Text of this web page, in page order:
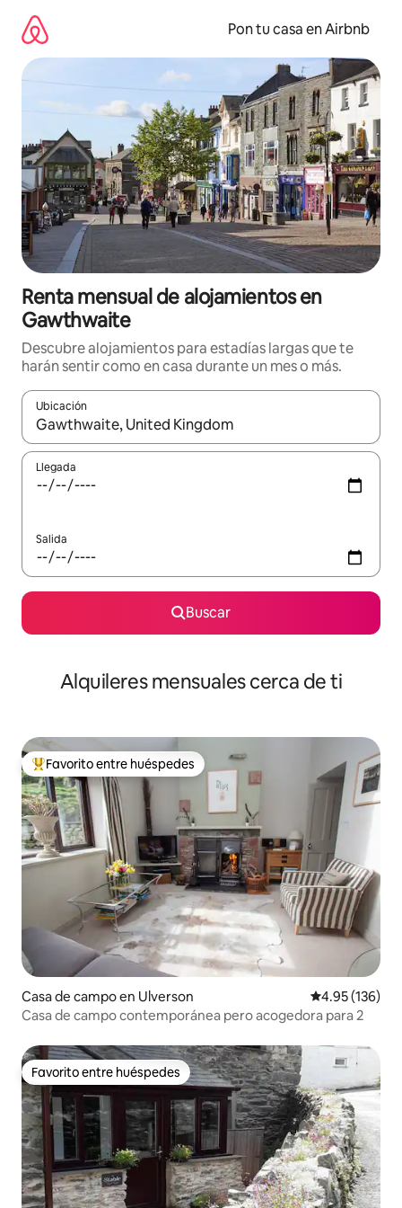
contenido
Pon tu casa en Airbnb
Renta mensual de alojamientos en
Gawthwaite
Descubre alojamientos para estadías largas que te
harán sentir como en casa durante un mes o más.
Ubicación
Cuando los resultados estén disponibles, navega con las
Llegada
Salida
Buscar
Alquileres mensuales cerca de ti
Favorito entre huéspedes preferido
Favorito entre huéspedes
Casa de campo en Ulverson Calificación
4.95 (136)
Casa de campo contemporánea pero acogedora para 2
Favorito entre huéspedes
Favorito entre huéspedes